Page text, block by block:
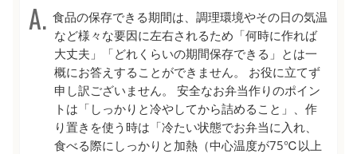
食品の保存できる期間は、調理環境やその日の気温
など様々な要因に左右されるため「何時に作れば
大丈夫」「どれくらいの期間保存できる」とは一
概にお答えすることができません。 お役に立てず
申し訳ございません。 安全なお弁当作りのポイン
トは「しっかりと冷やしてから詰めること」、作
り置きを使う時は「冷たい状態でお弁当に入れ、
食べる際にしっかりと加熱（中心温度が75℃以上